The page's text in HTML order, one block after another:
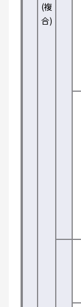
(複
合)